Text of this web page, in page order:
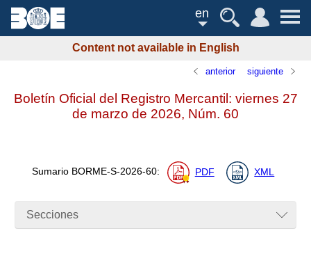
en
Content not available in English
anterior siguiente
Boletín Oficial del Registro Mercantil: viernes 27
de marzo de 2026, Núm. 60
Sumario BORME-S-2026-60: PDF XML
Secciones